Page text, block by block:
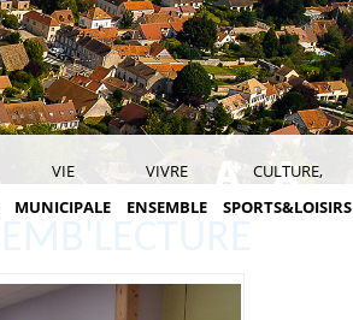
VIE
MUNICIPALE
VIVRE
ENSEMBLE
CULTURE,
SPORTS&LOISIRS